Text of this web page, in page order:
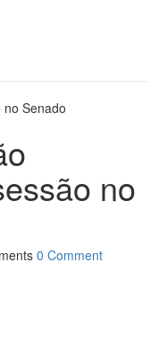
leitura
Senado
no
0 Comment